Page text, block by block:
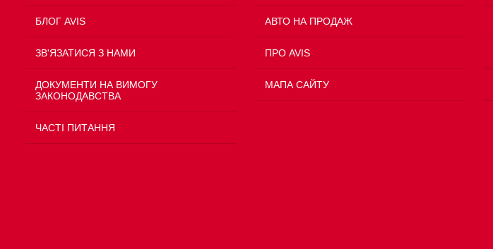
БЛОГ AVIS
ЗВ'ЯЗАТИСЯ З НАМИ
ДОКУМЕНТИ НА ВИМОГУ
ЗАКОНОДАВСТВА
ЧАСТІ ПИТАННЯ
АВТО НА ПРОДАЖ
ПРО AVIS
МАПА САЙТУ